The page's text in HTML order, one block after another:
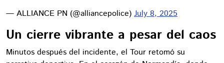
— ALLIANCE PN (@alliancepolice) July 8, 2025
Un cierre vibrante a pesar del caos
Minutos después del incidente, el Tour retomó su